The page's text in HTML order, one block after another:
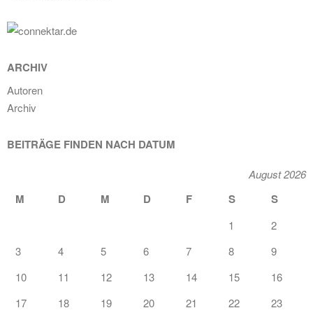
ARCHIV
Autoren
Archiv
BEITRÄGE FINDEN NACH DATUM
August 2026
M D M D F S S
1
2
3
4 5 6 7 8
9
10
11 12 13 14 15
16
17
18 19 20 21 22 23